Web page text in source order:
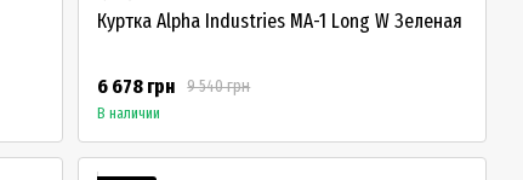
Куртка Alpha Industries MA-1 Long W Зеленая
9 540 грн
6 678 грн
В наличии